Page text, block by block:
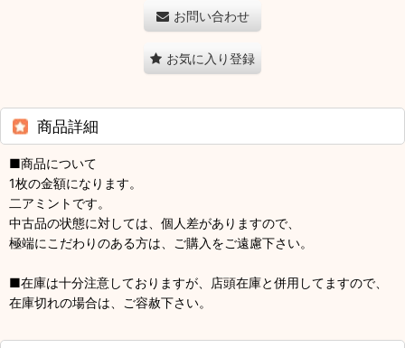
お問い合わせ
お気に入り登録
商品詳細
■商品について
1枚の金額になります。
二アミントです。
中古品の状態に対しては、個人差がありますので、
極端にこだわりのある方は、ご購入をご遠慮下さい。
■在庫は十分注意しておりますが、店頭在庫と併用してますので、
在庫切れの場合は、ご容赦下さい。